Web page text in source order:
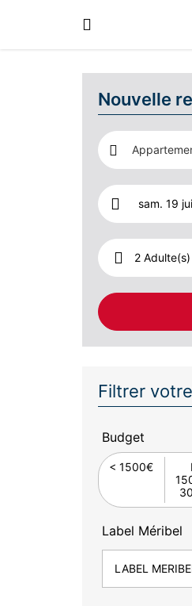
Nouvelle
2 Adulte(s)
Filtrer
Budget
< 1500€
Label Méribel
LABEL